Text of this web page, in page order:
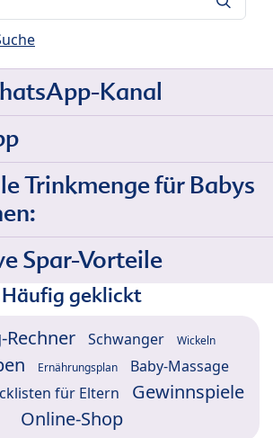
Kanal
Trinkmenge für Babys
Spar-Vorteile
Häufig geklickt
Rechner Schwanger Wickeln
Ernährungsplan Baby-Massage
für Eltern
Gewinnspiele
Online-Shop